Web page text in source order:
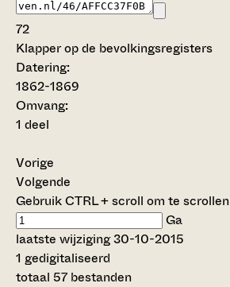
72
Klapper op de bevolkingsregisters
Datering:
1862-1869
Omvang:
1 deel
Vorige
Volgende
Gebruik CTRL + scroll om te scrollen
Ga
laatste wijziging 30-10-2015
1 gedigitaliseerd
totaal 57 bestanden